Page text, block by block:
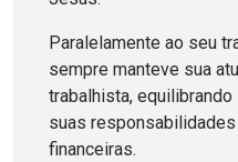
Paralelamente ao seu
sempre manteve sua
trabalhista,
suas
financeiras.